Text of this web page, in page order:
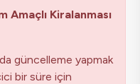
Amaçlı Kiralanması
güncelleme yapmak
bir süre için